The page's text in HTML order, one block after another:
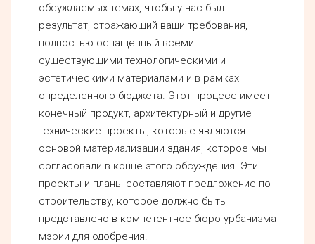
обсуждаемых темах, чтобы у нас был
результат, отражающий ваши требования,
полностью оснащенный всеми
существующими технологическими и
эстетическими материалами и в рамках
определенного бюджета. Этот процесс имеет
конечный продукт, архитектурный и другие
технические проекты, которые являются
основой материализации здания, которое мы
согласовали в конце этого обсуждения. Эти
проекты и планы составляют предложение по
строительству, которое должно быть
представлено в компетентное бюро урбанизма
мэрии для одобрения.